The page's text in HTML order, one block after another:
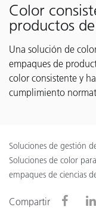
Color
productos
Una solución de
empaques de
color consistente y
cumplimiento
Soluciones de gestión
Soluciones de color
empaques de ciencias
Compartir